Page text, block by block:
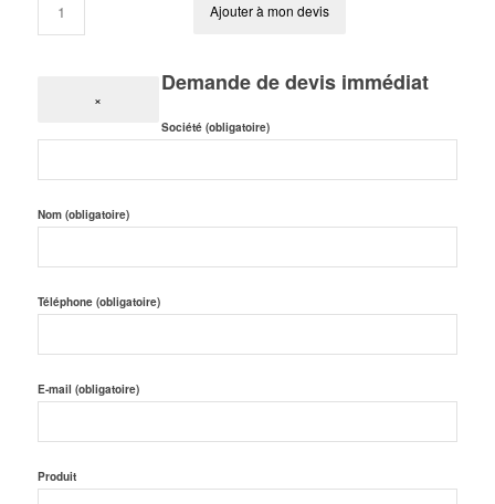
Ajouter à mon devis
×
Demande de devis immédiat
Société (obligatoire)
Nom (obligatoire)
Téléphone (obligatoire)
E-mail (obligatoire)
Produit